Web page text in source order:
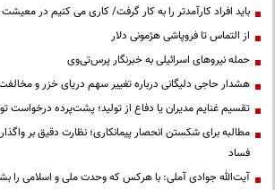
باید افراد کارآمدتر را به کار گرفت/ کاری می کنیم در
از التماس تا فروپاشی هژمونی دلار
حمله نیروهای اسرائیلی به خبرنگار پرس‌تی‌وی
هشدار حاجی دلیگانی درباره تغییر سهم دریای خزر و مخالفت
تقسیم غنایم مدیران یا دفاع از تولید؛ پشت‌پرده درخواست
مطالبه برای شکستن انحصار پیمانکاری؛ نظارت دقیق بر
فساد
آیت‌الله جوادی آملی: با هرکس که وحدت ملی و اسلامی را